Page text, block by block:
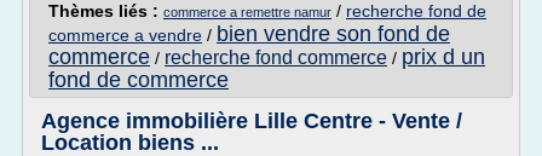
Thèmes liés : commerce a remettre namur / recherche fond de
commerce a vendre / bien vendre son fond de
commerce / recherche fond commerce / prix d un
fond de commerce
Agence immobilière Lille Centre - Vente /
Location biens ...